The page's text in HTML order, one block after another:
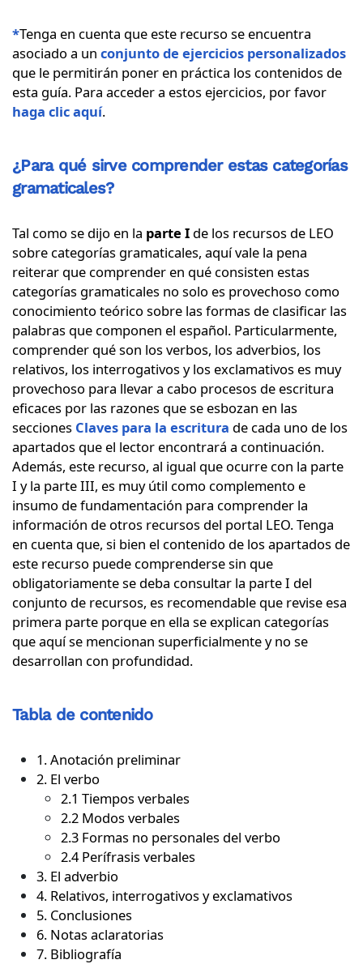
*Tenga en cuenta que este recurso se encuentra
asociado a un conjunto de ejercicios personalizados
que le permitirán poner en práctica los contenidos de
esta guía. Para acceder a estos ejercicios, por favor
haga clicaquí.
¿Para qué sirve comprender estas categorías
gramaticales?
Tal como se dijo en la parte I de los recursos de LEO
sobre categorías gramaticales, aquí vale la pena
reiterar que comprender en qué consisten estas
categorías gramaticales no solo es provechoso como
conocimiento teórico sobre las formas de clasificar las
palabras que componen el español. Particularmente,
comprender qué son los verbos, los adverbios, los
relativos, los interrogativos y los exclamativos es muy
provechoso para llevar a cabo procesos de escritura
eficaces por las razones que se esbozan en las
secciones Claves para la escritura de cada uno de los
apartados que el lector encontrará a continuación.
Además, este recurso, al igual que ocurre con la parte
I y la parte III, es muy útil como complemento e
insumo de fundamentación para comprender la
información de otros recursos del portal LEO. Tenga
en cuenta que, si bien el contenido de los apartados de
este recurso puede comprenderse sin que
obligatoriamente se deba consultar la parte I del
conjunto de recursos, es recomendable que revise esa
primera parte porque en ella se explican categorías
que aquí se mencionan superficialmente y no se
desarrollan con profundidad.
Tabla de contenido
1. Anotación preliminar
2. El verbo
2.1 Tiempos verbales
2.2 Modos verbales
2.3 Formas no personales del verbo
2.4 Perífrasis verbales
3. El adverbio
4. Relativos, interrogativos y exclamativos
5. Conclusiones
6. Notas aclaratorias
7. Bibliografía